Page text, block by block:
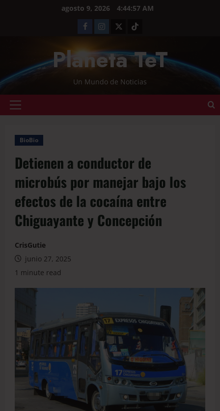
agosto 9, 2026 4:44:58 AM
Planeta TeT
Un Mundo de Noticias
BioBio
Detienen a conductor de
microbús por manejar bajo los
efectos de la cocaína entre
Chiguayante y Concepción
CrisGutie
junio 27, 2025
1 minute read